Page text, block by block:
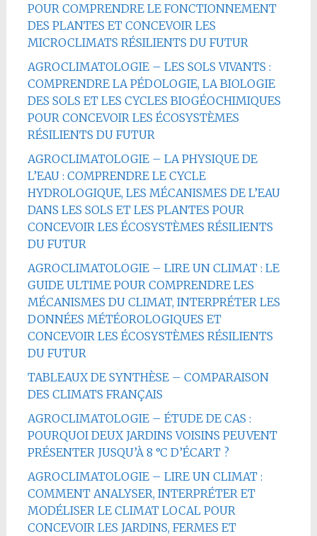
POUR COMPRENDRE LE FONCTIONNEMENT
DES PLANTES ET CONCEVOIR LES
MICROCLIMATS RÉSILIENTS DU FUTUR
AGROCLIMATOLOGIE – LES SOLS VIVANTS :
COMPRENDRE LA PÉDOLOGIE, LA BIOLOGIE
DES SOLS ET LES CYCLES BIOGÉOCHIMIQUES
POUR CONCEVOIR LES ÉCOSYSTÈMES
RÉSILIENTS DU FUTUR
AGROCLIMATOLOGIE – LA PHYSIQUE DE
L’EAU : COMPRENDRE LE CYCLE
HYDROLOGIQUE, LES MÉCANISMES DE L’EAU
DANS LES SOLS ET LES PLANTES POUR
CONCEVOIR LES ÉCOSYSTÈMES RÉSILIENTS
DU FUTUR
AGROCLIMATOLOGIE – LIRE UN CLIMAT : LE
GUIDE ULTIME POUR COMPRENDRE LES
MÉCANISMES DU CLIMAT, INTERPRÉTER LES
DONNÉES MÉTÉOROLOGIQUES ET
CONCEVOIR LES ÉCOSYSTÈMES RÉSILIENTS
DU FUTUR
TABLEAUX DE SYNTHÈSE – COMPARAISON
DES CLIMATS FRANÇAIS
AGROCLIMATOLOGIE – ÉTUDE DE CAS :
POURQUOI DEUX JARDINS VOISINS PEUVENT
PRÉSENTER JUSQU’À 8 °C D’ÉCART ?
AGROCLIMATOLOGIE – LIRE UN CLIMAT :
COMMENT ANALYSER, INTERPRÉTER ET
MODÉLISER LE CLIMAT LOCAL POUR
CONCEVOIR LES JARDINS, FERMES ET